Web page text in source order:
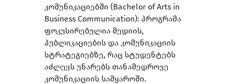
კომუნიკაციებში (Bachelor of Arts in
Business Communication): პროგრამა
ფოკუსირებულია მედიის,
პუბლიკაციების და კომუნიკაციის
სტრატეგიებზე, რაც სტუდენტებს
აძლევს უნარებს თანამედროვე
კომუნიკაციის სამყაროში.​